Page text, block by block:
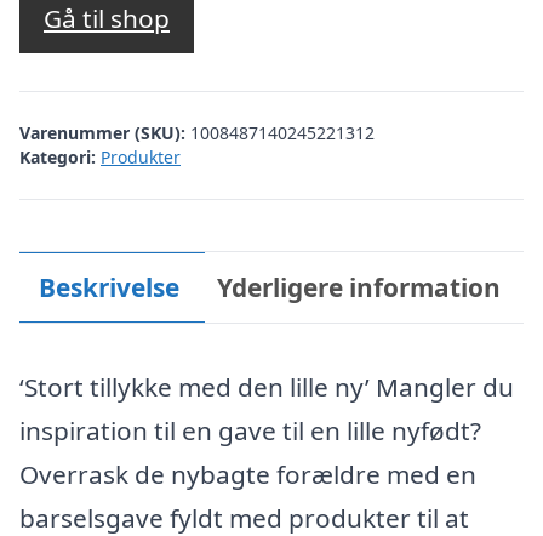
Gå til shop
Varenummer (SKU): 1008487140245221312
Kategori: Produkter
Beskrivelse Yderligere information
‘Stort tillykke med den lille ny’ Mangler du
inspiration til en gave til en lille nyfødt?
Overrask de nybagte forældre med en
barselsgave fyldt med produkter til at